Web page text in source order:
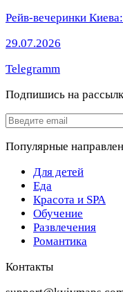
Рейв-вечеринки
29.07.2026
Telegramm
Подпишись на
Email
Популярные
Для детей
Еда
Красота и SPA
Обучение
Развлечения
Романтика
Контакты